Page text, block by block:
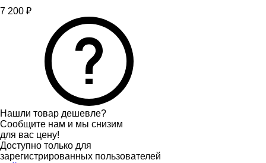
7 200 ₽
Нашли товар дешевле?
Сообщите нам и мы снизим
для вас цену!
Доступно только для
зарегистрированных пользователей